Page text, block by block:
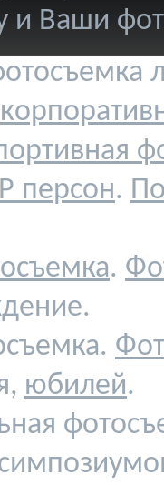
и Ваши
персон.
.
юбилей.